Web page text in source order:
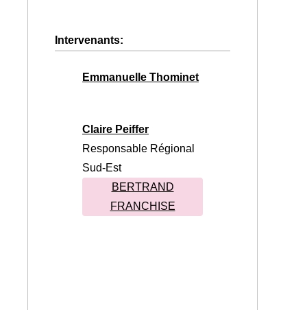
Intervenants:
Emmanuelle Thominet
Claire Peiffer
Responsable Régional
Sud-Est
BERTRAND
FRANCHISE